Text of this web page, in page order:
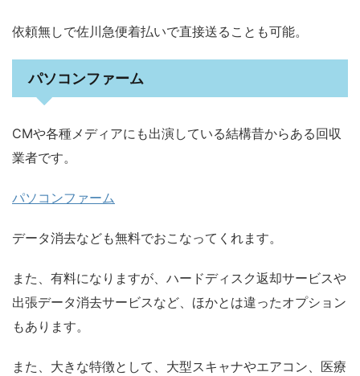
依頼無しで佐川急便着払いで直接送ることも可能。
パソコンファーム
CMや各種メディアにも出演している結構昔からある回収
業者です。
パソコンファーム
データ消去なども無料でおこなってくれます。
また、有料になりますが、ハードディスク返却サービスや
出張データ消去サービスなど、ほかとは違ったオプション
もあります。
また、大きな特徴として、大型スキャナやエアコン、医療